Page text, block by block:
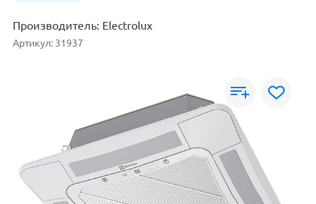
Производитель: Electrolux
Артикул: 31937